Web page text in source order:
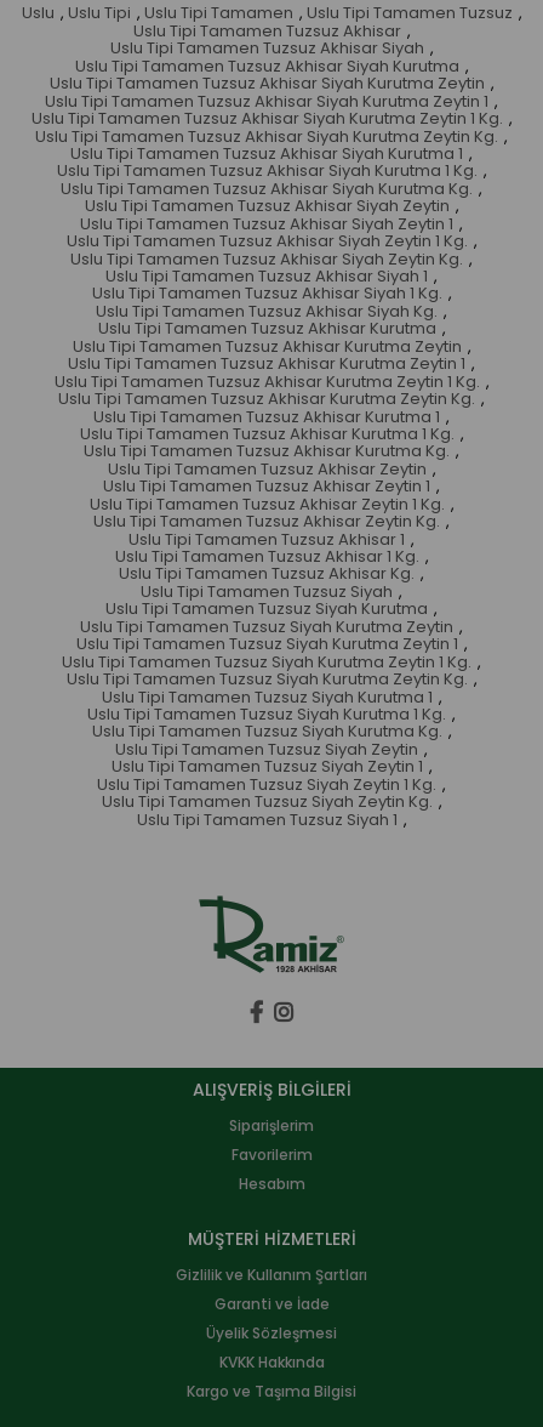
Uslu , Uslu Tipi , Uslu Tipi Tamamen , Uslu Tipi Tamamen Tuzsuz ,
Uslu Tipi Tamamen Tuzsuz Akhisar ,
Uslu Tipi Tamamen Tuzsuz Akhisar Siyah ,
Uslu Tipi Tamamen Tuzsuz Akhisar Siyah Kurutma ,
Uslu Tipi Tamamen Tuzsuz Akhisar Siyah Kurutma Zeytin ,
Uslu Tipi Tamamen Tuzsuz Akhisar Siyah Kurutma Zeytin 1 ,
Uslu Tipi Tamamen Tuzsuz Akhisar Siyah Kurutma Zeytin 1 Kg. ,
Uslu Tipi Tamamen Tuzsuz Akhisar Siyah Kurutma Zeytin Kg. ,
Uslu Tipi Tamamen Tuzsuz Akhisar Siyah Kurutma 1 ,
Uslu Tipi Tamamen Tuzsuz Akhisar Siyah Kurutma 1 Kg. ,
Uslu Tipi Tamamen Tuzsuz Akhisar Siyah Kurutma Kg. ,
Uslu Tipi Tamamen Tuzsuz Akhisar Siyah Zeytin ,
Uslu Tipi Tamamen Tuzsuz Akhisar Siyah Zeytin 1 ,
Uslu Tipi Tamamen Tuzsuz Akhisar Siyah Zeytin 1 Kg. ,
Uslu Tipi Tamamen Tuzsuz Akhisar Siyah Zeytin Kg. ,
Uslu Tipi Tamamen Tuzsuz Akhisar Siyah 1 ,
Uslu Tipi Tamamen Tuzsuz Akhisar Siyah 1 Kg. ,
Uslu Tipi Tamamen Tuzsuz Akhisar Siyah Kg. ,
Uslu Tipi Tamamen Tuzsuz Akhisar Kurutma ,
Uslu Tipi Tamamen Tuzsuz Akhisar Kurutma Zeytin ,
Uslu Tipi Tamamen Tuzsuz Akhisar Kurutma Zeytin 1 ,
Uslu Tipi Tamamen Tuzsuz Akhisar Kurutma Zeytin 1 Kg. ,
Uslu Tipi Tamamen Tuzsuz Akhisar Kurutma Zeytin Kg. ,
Uslu Tipi Tamamen Tuzsuz Akhisar Kurutma 1 ,
Uslu Tipi Tamamen Tuzsuz Akhisar Kurutma 1 Kg. ,
Uslu Tipi Tamamen Tuzsuz Akhisar Kurutma Kg. ,
Uslu Tipi Tamamen Tuzsuz Akhisar Zeytin ,
Uslu Tipi Tamamen Tuzsuz Akhisar Zeytin 1 ,
Uslu Tipi Tamamen Tuzsuz Akhisar Zeytin 1 Kg. ,
Uslu Tipi Tamamen Tuzsuz Akhisar Zeytin Kg. ,
Uslu Tipi Tamamen Tuzsuz Akhisar 1 ,
Uslu Tipi Tamamen Tuzsuz Akhisar 1 Kg. ,
Uslu Tipi Tamamen Tuzsuz Akhisar Kg. ,
Uslu Tipi Tamamen Tuzsuz Siyah ,
Uslu Tipi Tamamen Tuzsuz Siyah Kurutma ,
Uslu Tipi Tamamen Tuzsuz Siyah Kurutma Zeytin ,
Uslu Tipi Tamamen Tuzsuz Siyah Kurutma Zeytin 1 ,
Uslu Tipi Tamamen Tuzsuz Siyah Kurutma Zeytin 1 Kg. ,
Uslu Tipi Tamamen Tuzsuz Siyah Kurutma Zeytin Kg. ,
Uslu Tipi Tamamen Tuzsuz Siyah Kurutma 1 ,
Uslu Tipi Tamamen Tuzsuz Siyah Kurutma 1 Kg. ,
Uslu Tipi Tamamen Tuzsuz Siyah Kurutma Kg. ,
Uslu Tipi Tamamen Tuzsuz Siyah Zeytin ,
Uslu Tipi Tamamen Tuzsuz Siyah Zeytin 1 ,
Uslu Tipi Tamamen Tuzsuz Siyah Zeytin 1 Kg. ,
Uslu Tipi Tamamen Tuzsuz Siyah Zeytin Kg. ,
Uslu Tipi Tamamen Tuzsuz Siyah 1 ,
ALIŞVERİŞ BİLGİLERİ
Siparişlerim
Favorilerim
Hesabım
MÜŞTERİ HİZMETLERİ
Gizlilik ve Kullanım Şartları
Garanti ve İade
Üyelik Sözleşmesi
KVKK Hakkında
Kargo ve Taşıma Bilgisi